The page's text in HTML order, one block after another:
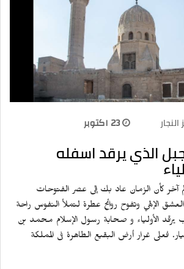
23 اكتوبر
الذي يرقد اسفله
آخر كأن الزمان عاد بك إلى عصر الفتوحات
الإلهي وتفوح روائح عطرة لتملأ النفوس راحة
يرقد الأولياء و صحابة رسول الإسلام محمد بن
فعلى غرار أرض البقيع الطاهرة فى المملكة